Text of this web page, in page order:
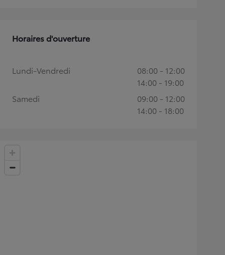
Horaires d'ouverture
Lundi-Vendredi
08:00 - 12:00
14:00 - 19:00
Samedi
09:00 - 12:00
14:00 - 18:00